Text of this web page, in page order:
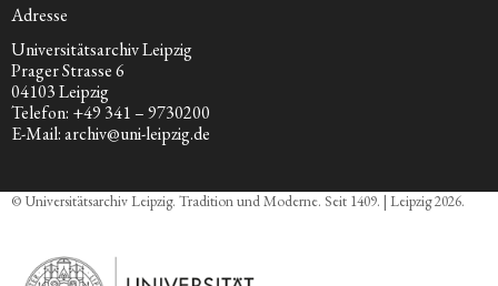
Adresse
Universitätsarchiv Leipzig
Prager Strasse 6
04103 Leipzig
Telefon: +49 341 – 9730200
E-Mail: archiv@uni-leipzig.de
© Universitätsarchiv Leipzig. Tradition und Moderne. Seit 1409. | Leipzig 2026.